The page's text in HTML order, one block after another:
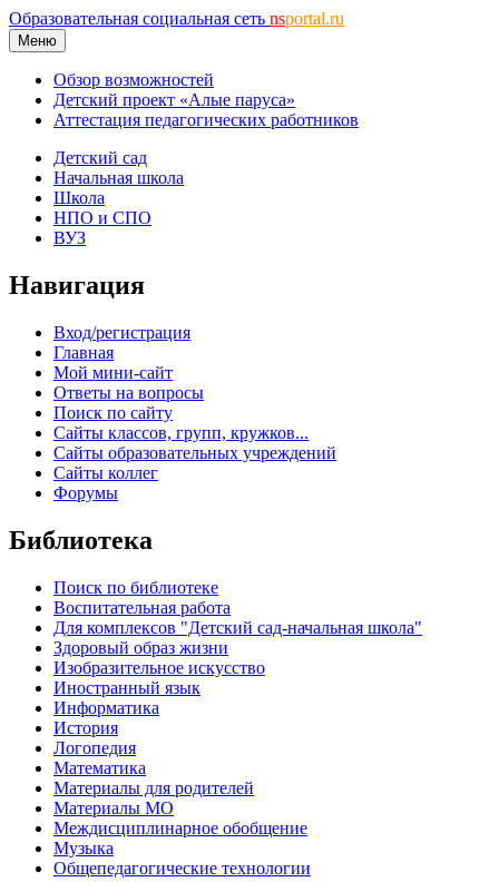
Образовательная социальная сеть nsportal.ru
Меню
Обзор возможностей
Детский проект «Алые паруса»
Аттестация педагогических работников
Детский сад
Начальная школа
Школа
НПО и СПО
ВУЗ
Навигация
Вход/регистрация
Главная
Мой мини-сайт
Ответы на вопросы
Поиск по сайту
Сайты классов, групп, кружков...
Сайты образовательных учреждений
Сайты коллег
Форумы
Библиотека
Поиск по библиотеке
Воспитательная работа
Для комплексов "Детский сад-начальная школа"
Здоровый образ жизни
Изобразительное искусство
Иностранный язык
Информатика
История
Логопедия
Математика
Материалы для родителей
Материалы МО
Междисциплинарное обобщение
Музыка
Общепедагогические технологии